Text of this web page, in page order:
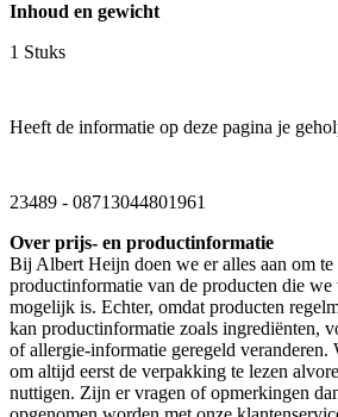
Inhoud en gewicht
1 Stuks
Heeft de informatie op deze pagina je
23489 - 08713044801961
Over prijs- en productinformatie
Bij Albert Heijn doen we er alles aan om te
productinformatie van de producten die we
mogelijk is. Echter, omdat producten
kan productinformatie zoals ingrediënten,
of allergie-informatie geregeld veranderen.
om altijd eerst de verpakking te lezen
nuttigen. Zijn er vragen of opmerkingen